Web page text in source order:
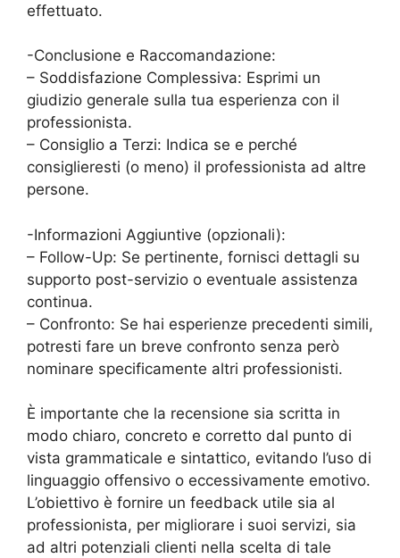
effettuato.
-Conclusione e Raccomandazione:
– Soddisfazione Complessiva: Esprimi un
giudizio generale sulla tua esperienza con il
professionista.
– Consiglio a Terzi: Indica se e perché
consiglieresti (o meno) il professionista ad altre
persone.
-Informazioni Aggiuntive (opzionali):
– Follow-Up: Se pertinente, fornisci dettagli su
supporto post-servizio o eventuale assistenza
continua.
– Confronto: Se hai esperienze precedenti simili,
potresti fare un breve confronto senza però
nominare specificamente altri professionisti.
È importante che la recensione sia scritta in
modo chiaro, concreto e corretto dal punto di
vista grammaticale e sintattico, evitando l’uso di
linguaggio offensivo o eccessivamente emotivo.
L’obiettivo è fornire un feedback utile sia al
professionista, per migliorare i suoi servizi, sia
ad altri potenziali clienti nella scelta di tale